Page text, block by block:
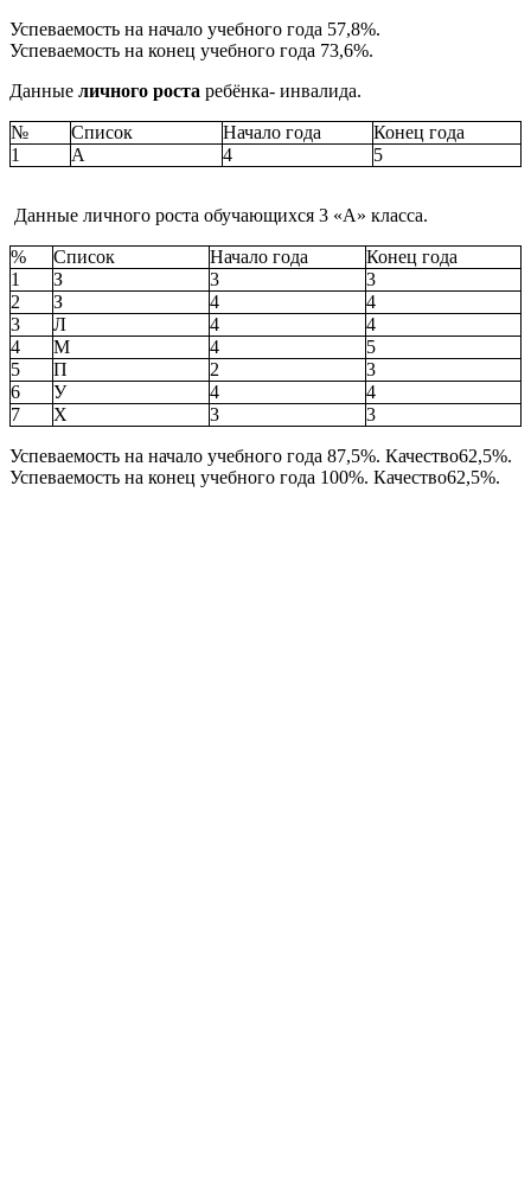
Успеваемость на начало учебного года 57,8%.
Успеваемость на конец учебного года 73,6%.
Данные личного роста ребёнка- инвалида.
№ Список Начало года
Конец года
1
А 4 5
Данные личного роста обучающихся 3 «А» класса.
% Список Начало года
Конец года
1
З 3
3
2
З 4
4
3
Л 4
4
4
М 4
5
5
П 2
3
6
У 4
4
7
Х 3 3
Успеваемость на начало учебного года 87,5%. Качество62,5%.
Успеваемость на конец учебного года 100%. Качество62,5%.